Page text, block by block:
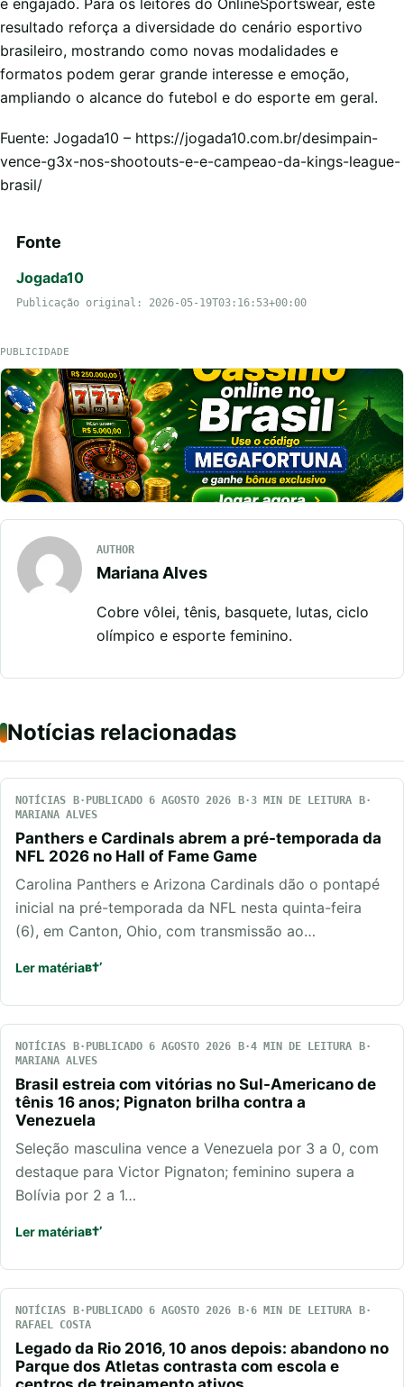
e engajado. Para os leitores do OnlineSportswear, este
resultado reforça a diversidade do cenário esportivo
brasileiro, mostrando como novas modalidades e
formatos podem gerar grande interesse e emoção,
ampliando o alcance do futebol e do esporte em geral.
Fuente: Jogada10 – https://jogada10.com.br/desimpain-
vence-g3x-nos-shootouts-e-e-campeao-da-kings-league-
brasil/
Fonte
Jogada10
Publicação original: 2026-05-19T03:16:53+00:00
PUBLICIDADE
AUTHOR
Mariana Alves
Cobre vôlei, tênis, basquete, lutas, ciclo
olímpico e esporte feminino.
Notícias relacionadas
NOTÍCIAS PUBLICADO 6 AGOSTO 2026
3 MIN DE LEITURA
MARIANA ALVES
Panthers e Cardinals abrem a pré-temporada da
NFL 2026 no Hall of Fame Game
Carolina Panthers e Arizona Cardinals dão o pontapé
inicial na pré-temporada da NFL nesta quinta-feira
(6), em Canton, Ohio, com transmissão ao…
Ler matéria
NOTÍCIAS PUBLICADO 6 AGOSTO 2026
4 MIN DE LEITURA
MARIANA ALVES
Brasil estreia com vitórias no Sul-Americano de
tênis 16 anos; Pignaton brilha contra a
Venezuela
Seleção masculina vence a Venezuela por 3 a 0, com
destaque para Victor Pignaton; feminino supera a
Bolívia por 2 a 1…
Ler matéria
NOTÍCIAS PUBLICADO 6 AGOSTO 2026
6 MIN DE LEITURA
RAFAEL COSTA
Legado da Rio 2016, 10 anos depois: abandono no
Parque dos Atletas contrasta com escola e